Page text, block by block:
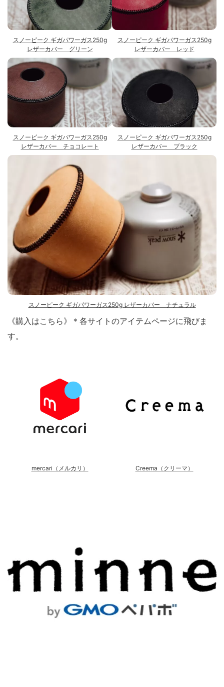
スノーピーク ギガパワーガス250g
レザーカバー グリーン
スノーピーク ギガパワーガス250g
レザーカバー レッド
スノーピーク ギガパワーガス250g
レザーカバー チョコレート
スノーピーク ギガパワーガス250g
レザーカバー ブラック
スノーピーク ギガパワーガス250g レザーカバー ナチュラル
《購入はこちら》＊各サイトのアイテムページに飛びま
す。
mercari（メルカリ） Creema（クリーマ）